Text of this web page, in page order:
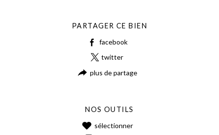
PARTAGER CE BIEN
facebook
twitter
plus de partage
NOS OUTILS
sélectionner